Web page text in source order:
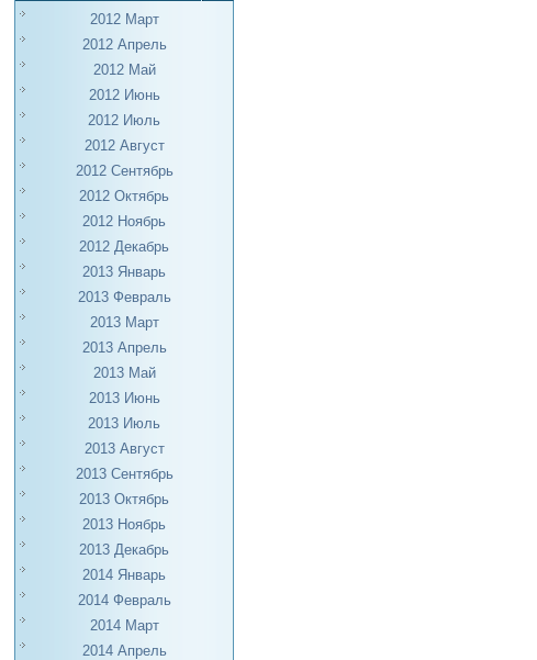
2012 Март
2012 Апрель
2012 Май
2012 Июнь
2012 Июль
2012 Август
2012 Сентябрь
2012 Октябрь
2012 Ноябрь
2012 Декабрь
2013 Январь
2013 Февраль
2013 Март
2013 Апрель
2013 Май
2013 Июнь
2013 Июль
2013 Август
2013 Сентябрь
2013 Октябрь
2013 Ноябрь
2013 Декабрь
2014 Январь
2014 Февраль
2014 Март
2014 Апрель